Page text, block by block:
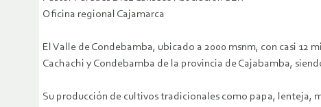
Oficina regional Cajamarca
El Valle de Condebamba, ubicado a 2000 msnm, con casi
Cachachi y Condebamba de la provincia de Cajabamba,
Su producción de cultivos tradicionales como papa, lenteja,